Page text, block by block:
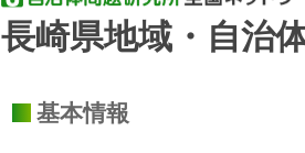
長崎県地域・自治
基本情報